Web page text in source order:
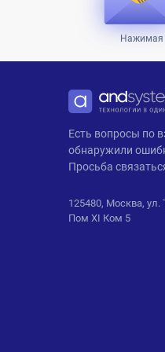
Нажимая
ANDPRO
Есть вопросы по
обнаружили
Просьба
125480, Москва, ул.
Пом XI Ком 5